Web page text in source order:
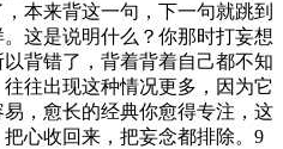
本来背这一句，下一句就跳到
这是说明什么？你那时打妄想
背错了，背着背着自己都不知
往出现这种情况更多，因为它
，愈长的经典你愈得专注，这
心收回来，把妄念都排除。 9